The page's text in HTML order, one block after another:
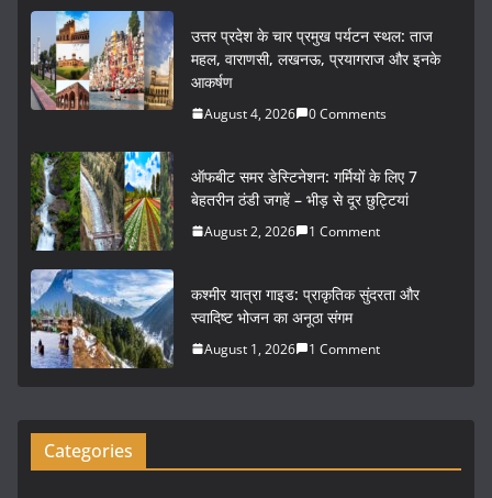
c
e
b
o
k
itt
er
ai
l
ar
e
उत्तर प्रदेश के चार प्रमुख पर्यटन स्थल: ताज
महल, वाराणसी, लखनऊ, प्रयागराज और इनके
आकर्षण
August 4, 2026 0 Comments
ऑफबीट समर डेस्टिनेशन: गर्मियों के लिए 7
बेहतरीन ठंडी जगहें – भीड़ से दूर छुट्टियां
August 2, 2026 1 Comment
कश्मीर यात्रा गाइड: प्राकृतिक सुंदरता और
स्वादिष्ट भोजन का अनूठा संगम
August 1, 2026 1 Comment
Categories